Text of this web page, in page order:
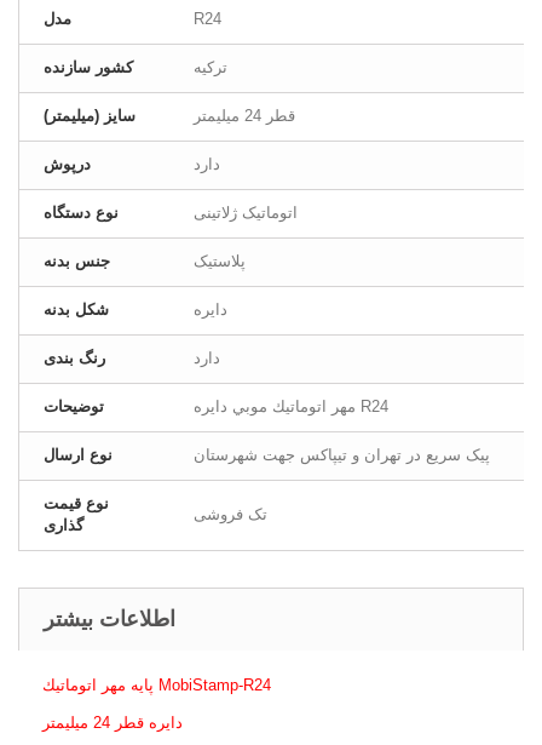
مدل R24
کشور سازنده ترکیه
سایز (میلیمتر) قطر 24 ميليمتر
درپوش دارد
نوع دستگاه اتوماتیک ژلاتینی
جنس بدنه پلاستیک
شکل بدنه دایره
رنگ بندی دارد
توضیحات مهر اتوماتيك موبي دایره R24
نوع ارسال پیک سریع در تهران و تیپاکس جهت شهرستان
نوع قیمت
گذاری
تک فروشی
اطلاعات بیشتر
پايه مهر اتوماتيك MobiStamp-R24
دايره قطر 24 ميليمتر